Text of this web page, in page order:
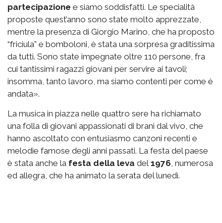
partecipazione e siamo soddisfatti. Le specialità
proposte quest’anno sono state molto apprezzate,
mentre la presenza di Giorgio Marino, che ha proposto
“friciula” e bomboloni, è stata una sorpresa graditissima
da tutti. Sono state impegnate oltre 110 persone, fra
cui tantissimi ragazzi giovani per servire ai tavoli;
insomma, tanto lavoro, ma siamo contenti per come è
andata».
La musica in piazza nelle quattro sere ha richiamato
una folla di giovani appassionati di brani dal vivo, che
hanno ascoltato con entusiasmo canzoni recenti e
melodie famose degli anni passati. La festa del paese
è stata anche la festa della leva del 1976 , numerosa
ed allegra, che ha animato la serata del lunedì.